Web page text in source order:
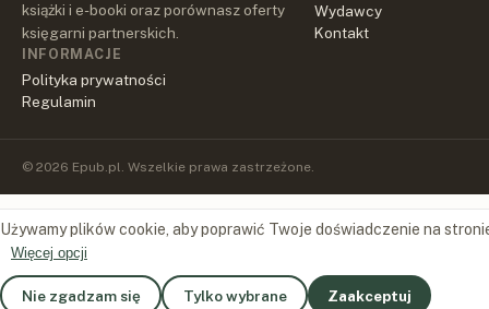
książki i e-booki oraz porównasz oferty
księgarni partnerskich.
Wydawcy
Kontakt
INFORMACJE
Polityka prywatności
Regulamin
© 2026 Epub.pl. Wszelkie prawa zastrzeżone.
Używamy plików cookie, aby poprawić Twoje doświadczenie na
Więcej opcji
Nie zgadzam się Tylko wybrane Zaakceptuj